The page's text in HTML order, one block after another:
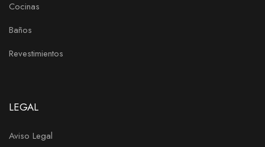
Cocinas
Baños
Revestimientos
LEGAL
Aviso Legal